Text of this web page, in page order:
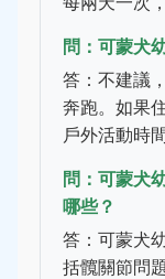
問：可蒙犬
答：不建議
奔跑。如果
戶外活動時間
問：可蒙犬
哪些？
答：可蒙犬
括髖關節問